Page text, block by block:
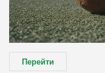
Перейти